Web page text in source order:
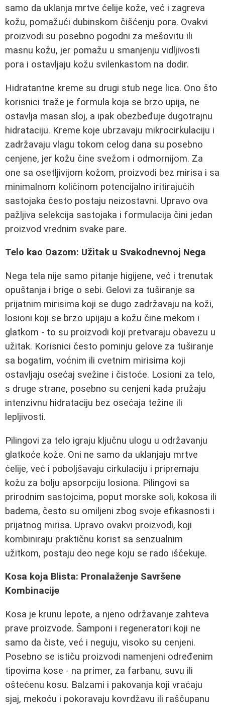
samo da uklanja mrtve ćelije kože, već i zagreva
kožu, pomažući dubinskom čišćenju pora. Ovakvi
proizvodi su posebno pogodni za mešovitu ili
masnu kožu, jer pomažu u smanjenju vidljivosti
pora i ostavljaju kožu svilenkastom na dodir.
Hidratantne kreme su drugi stub nege lica. Ono što
korisnici traže je formula koja se brzo upija, ne
ostavlja masan sloj, a ipak obezbeđuje dugotrajnu
hidrataciju. Kreme koje ubrzavaju mikrocirkulaciju i
zadržavaju vlagu tokom celog dana su posebno
cenjene, jer kožu čine svežom i odmornijom. Za
one sa osetljivijom kožom, proizvodi bez mirisa i sa
minimalnom količinom potencijalno iritirajućih
sastojaka često postaju neizostavni. Upravo ova
pažljiva selekcija sastojaka i formulacija čini jedan
proizvod vrednim svake pare.
Telo kao Oazom: Užitak u Svakodnevnoj Nega
Nega tela nije samo pitanje higijene, već i trenutak
opuštanja i brige o sebi. Gelovi za tuširanje sa
prijatnim mirisima koji se dugo zadržavaju na koži,
losioni koji se brzo upijaju a kožu čine mekom i
glatkom - to su proizvodi koji pretvaraju obavezu u
užitak. Korisnici često pominju gelove za tuširanje
sa bogatim, voćnim ili cvetnim mirisima koji
ostavljaju osećaj svežine i čistoće. Losioni za telo,
s druge strane, posebno su cenjeni kada pružaju
intenzivnu hidrataciju bez osećaja težine ili
lepljivosti.
Pilingovi za telo igraju ključnu ulogu u održavanju
glatkoće kože. Oni ne samo da uklanjaju mrtve
ćelije, već i poboljšavaju cirkulaciju i pripremaju
kožu za bolju apsorpciju losiona. Pilingovi sa
prirodnim sastojcima, poput morske soli, kokosa ili
badema, često su omiljeni zbog svoje efikasnosti i
prijatnog mirisa. Upravo ovakvi proizvodi, koji
kombiniraju praktičnu korist sa senzualnim
užitkom, postaju deo nege koju se rado iščekuje.
Kosa koja Blista: Pronalaženje Savršene
Kombinacije
Kosa je krunu lepote, a njeno održavanje zahteva
prave proizvode. Šamponi i regeneratori koji ne
samo da čiste, već i neguju, visoko su cenjeni.
Posebno se ističu proizvodi namenjeni određenim
tipovima kose - na primer, za farbanu, suvu ili
oštećenu kosu. Balzami i pakovanja koji vraćaju
sjaj, mekoću i pokoravaju kovrdžavu ili raščupanu